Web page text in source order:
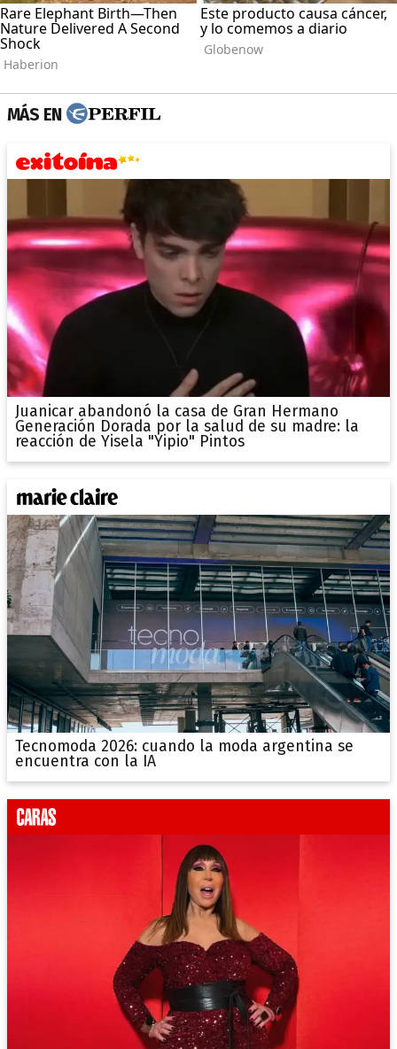
MÁS EN
Juanicar abandonó la casa de Gran Hermano
Generación Dorada por la salud de su madre: la
reacción de Yisela "Yipio" Pintos
Tecnomoda 2026: cuando la moda argentina se
encuentra con la IA